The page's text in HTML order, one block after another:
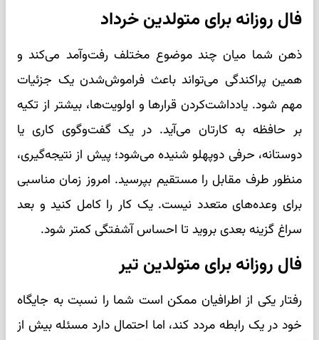
فال روزانه برای متولدین خرداد
ذهن شما میان چند موضوع مختلف رفت‌وآمد می‌کند و
همین پراکندگی می‌تواند باعث فراموش‌شدن یک جزئیات
مهم شود. یادداشت‌کردن قرارها و اولویت‌ها، بیشتر از تکیه
بر حافظه به کارتان می‌آید. در یک گفت‌وگوی کاری یا
دوستانه، حرفی دوپهلو شنیده می‌شود؛ پیش از نتیجه‌گیری،
منظور طرف مقابل را مستقیم بپرسید. امروز زمان مناسبی
برای وعده‌های متعدد نیست. یک کار را کامل کنید و بعد
سراغ گزینه بعدی بروید تا احساس آشفتگی کمتر شود.
فال روزانه برای متولدین تیر
رفتار یکی از اطرافیان ممکن است شما را نسبت به جایگاه
خود در یک رابطه مردد کند، اما احتمال دارد مسئله بیش از